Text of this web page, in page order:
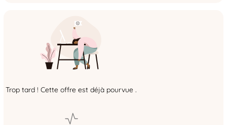
Trop tard ! Cette offre est déjà pourvue .